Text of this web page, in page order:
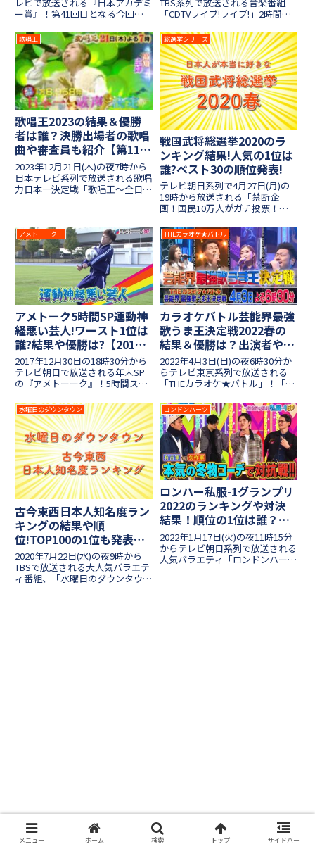
ー賞』！第41回目となる今回の
新高輪で開催されました！2017
年は数多くの話題作で盛り上が
り、様々な役者が活躍しました
ね！ノミネートされた優秀作...
「CDTVライブ!ライブ!」2時間ス
トによるパフォーマンスと共に、
5月の最新曲などがズラッと並ん
だ月間オリジナルランキングが紹
介されました！GWの行楽で初夏
を感じさせる日差しが眩しい季
節、ランクインしたのは誰の曲な
のでしょうか？1位に輝く歌手が
気になる5月の最新ランキング、
気になる順位結果を紹介します！
歌唱王
歌唱王2023の結果＆優勝
者は誰？決勝出場者の歌唱
曲や審査員も紹介【第11回
全日本歌唱力選手権】
2023年12月21日(木)の夜7時から
日本テレビ系列で放送される歌唱
力日本一決定戦「歌唱王～全日本
優勝を目指します。全国1万8058
人の中から勝ち抜いた精鋭15人
が決勝に進出しましたが、今年も
YOSHIKIさんの出演が決まりまし
た。果たして誰が優勝するのか、
気になる出場者の歌唱曲や結果、
審査員を紹介します！
総選挙シリーズ
戦国武将総選挙2020のラ
ンキング結果!人気の1位は
誰?ベスト30の順位発表!
テレビ朝日系列で4月27日(月)の
19時から放送される「禁断企
画！国民10万人がガチ投票！日
挙」この番組は、お笑いコンビ・
爆笑問題のお二人がMCを務める
テレビ朝日のランキング特番の一
つの企画で今までも何度か放送...
アメトーーク！
アメトーク5時間SP運動神
経悪い芸人!ワースト1位は
誰?結果や優勝は?【2017
年末スペシャル】
2017年12月30日の18時30分から
テレビ朝日で放送される年末SP
の『アメトーーク』！5時間スペ
画「運動神経悪い芸人」で"底辺
の頂点"が決定されます！個人記
録トップの芸人が選ばれ、ワース
ト1位が誰なのか決ま...
THEカラオケ★バトル
カラオケバトル芸能界最強
歌うま王決定戦2022春の
結果＆優勝は？出演者や歌
唱曲も紹介！
2022年4月3日(日)の夜6時30分か
らテレビ東京系列で放送される
「THEカラオケ★バトル」！「芸
回の3時間スペシャルでは、モノ
マネ女王やお笑い芸人だけでなく
アイドルや女優も出場します！歌
唱力に絶対の自信を持...
水曜日のダウンタウン
古今東西日本人知名度ラン
キングの結果や順
位!TOP100の1位も発表
【水曜日のダウンタウン2
時間SP】
2020年7月22日(水)の夜9時から
TBSで放送される大人気バラエテ
ィ番組、「水曜日のダウンタウ
ロンドンハーツ
ロンハー私服-1グランプリ
2022のランキングや対決
結果！順位の1位は誰？
【一般女性が選ぶ私
服-1GP団体戦】
2022年1月17日(火)の夜11時15分
からテレビ朝日系列で放送される
人気バラエティ「ロンドンハー
メニュー ホーム 検索 トップ サイドバー